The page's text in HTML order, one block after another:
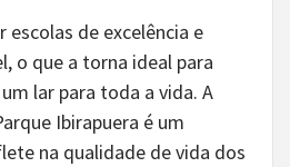
escolas de excelência e
o que a torna ideal para
lar para toda a vida. A
Ibirapuera é um
na qualidade de vida dos